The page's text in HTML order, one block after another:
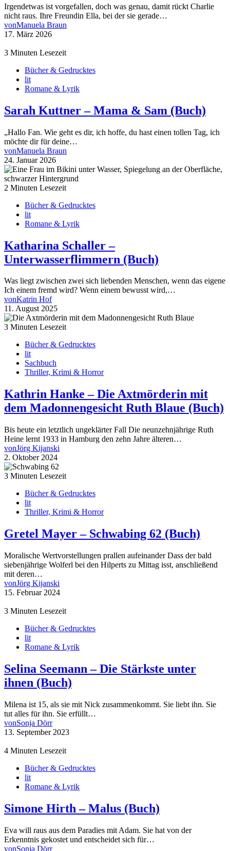
Irgendetwas ist vorgefallen, doch was genau, damit rückt Charlie
nicht raus. Ihre Freundin Ella, bei der sie gerade…
vonManuela Braun
17. März 2026
3 Minuten Lesezeit
Bücher & Gedrucktes
lit
Romane & Lyrik
Sarah Kuttner – Mama & Sam (Buch)
„Hallo Fan. Wie geht es dir, ich hoffe, du hast einen tollen Tag, ich
möchte dir für deine…
vonManuela Braun
24. Januar 2026
2 Minuten Lesezeit
Bücher & Gedrucktes
lit
Romane & Lyrik
Katharina Schaller –
Unterwasserflimmern (Buch)
Was liegt zwischen zwei sich liebenden Menschen, wenn das eigene
Ich einem fremd wird? Wenn einem bewusst wird,…
vonKatrin Hof
11. August 2025
3 Minuten Lesezeit
Bücher & Gedrucktes
lit
Sachbuch
Thriller, Krimi & Horror
Kathrin Hanke – Die Axtmörderin mit
dem Madonnengesicht Ruth Blaue (Buch)
Bis heute ein letztlich ungeklärter Fall Die neunzehnjährige Ruth
Heine lernt 1933 in Hamburg den zehn Jahre älteren…
vonJörg Kijanski
2. Oktober 2024
3 Minuten Lesezeit
Bücher & Gedrucktes
lit
Thriller, Krimi & Horror
Gretel Mayer – Schwabing 62 (Buch)
Moralische Wertvorstellungen prallen aufeinander Dass der bald
siebenjährige Wolferl bei den Hilperts zu Mittag isst, anschließend
mit deren…
vonJörg Kijanski
15. Februar 2024
3 Minuten Lesezeit
Bücher & Gedrucktes
lit
Romane & Lyrik
Selina Seemann – Die Stärkste unter
ihnen (Buch)
Milena ist 15, als sie mit Nick zusammenkommt. Sie liebt ihn. Sie
tut alles für ihn. Sie erfüllt…
vonSonja Dörr
13. September 2023
4 Minuten Lesezeit
Bücher & Gedrucktes
lit
Romane & Lyrik
Simone Hirth – Malus (Buch)
Eva will raus aus dem Paradies mit Adam. Sie hat von der
Erkenntnis gekostet und entscheidet sich für…
vonSonja Dörr